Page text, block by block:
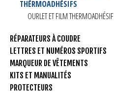
THÉRMOADHÉSIFS
OURLET ET FILM THERMOADHÉSIF
RÉPARATEURS À COUDRE
LETTRES ET NUMÉROS SPORTIFS
MARQUEUR DE VÊTEMENTS
KITS ET MANUALITÉS
PROTECTEURS